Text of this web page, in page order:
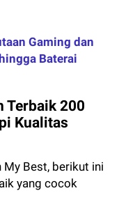
Gaming dan
Baterai
Terbaik 200
Kualitas
My Best, berikut ini
yang cocok